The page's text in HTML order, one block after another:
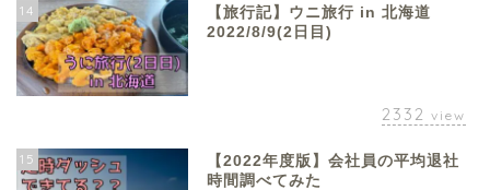
14
【旅行記】ウニ旅行 in 北海道
2022/8/9(2日目)
2332 view
15
【2022年度版】会社員の平均退社
時間調べてみた